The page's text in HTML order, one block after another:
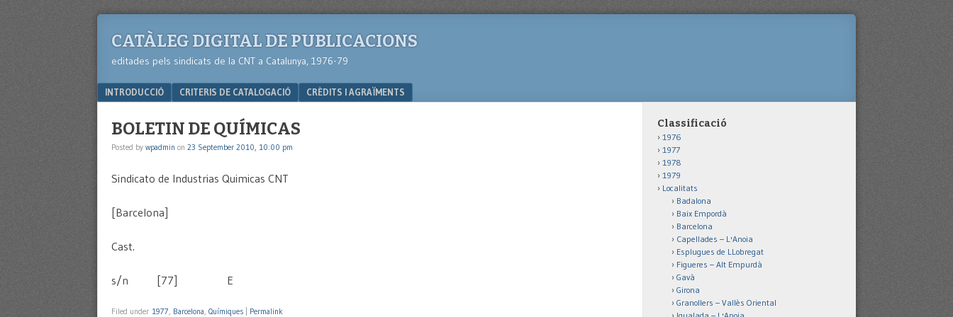
CATÀLEG DIGITAL DE PUBLICACIONS
editades pels sindicats de la CNT a Catalunya, 1976-79
Menu
SKIP TO CONTENT
INTRODUCCIÓ CRITERIS DE CATALOGACIÓ CRÈDITS I AGRAÏMENTS
BOLETIN DE QUÍMICAS
Posted by wpadmin on 23 September 2010, 10:00 pm
Sindicato de Industrias Quimicas CNT
[Barcelona]
Cast.
s/n [77] E
Filed under 1977, Barcelona, Químiques Permalink
Classificació
1976
1977
1978
1979
Localitats
Badalona
Baix Empordà
Barcelona
Capellades – L'Anoia
Esplugues de LLobregat
Figueres – Alt Empurdà
Gavà
Girona
Granollers – Vallès Oriental